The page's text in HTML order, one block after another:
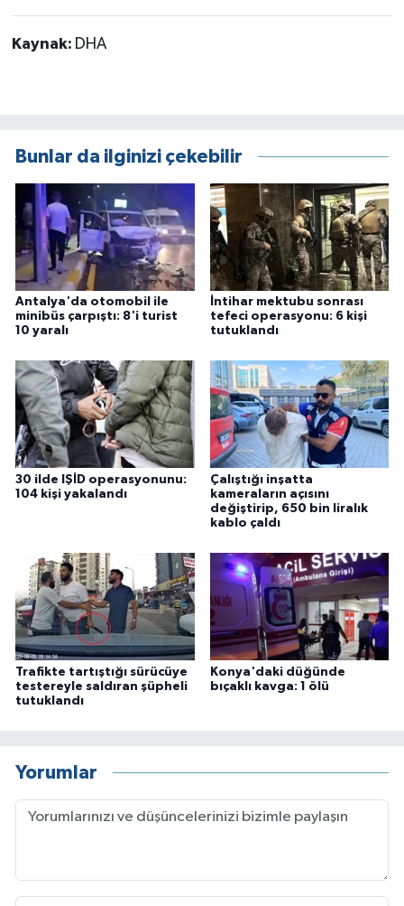
Kaynak: DHA
Bunlar da ilginizi çekebilir
Antalya'da otomobil ile
minibüs çarpıştı: 8'i turist
10 yaralı
İntihar mektubu sonrası
tefeci operasyonu: 6 kişi
tutuklandı
30 ilde IŞİD operasyonunu:
104 kişi yakalandı
Çalıştığı inşatta
kameraların açısını
değiştirip, 650 bin liralık
kablo çaldı
Trafikte tartıştığı sürücüye
testereyle saldıran şüpheli
tutuklandı
Konya'daki düğünde
bıçaklı kavga: 1 ölü
Yorumlar